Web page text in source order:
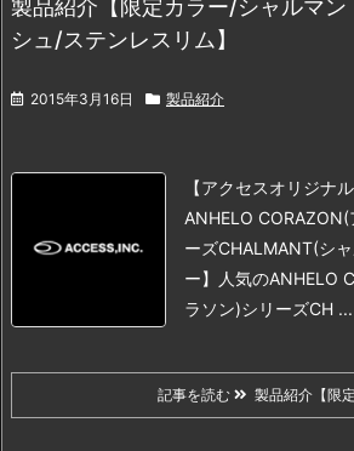
製品紹介【限定カラー/シャルマ
シュ/ステンレスリム】
2015年3月16日 製品紹介
【アクセスオリジナ
ANHELO
ーズCHALMANT(シ
ー】
人気のANHELO
ラソン)シリーズCH ...
記事を読む 製品紹介【限